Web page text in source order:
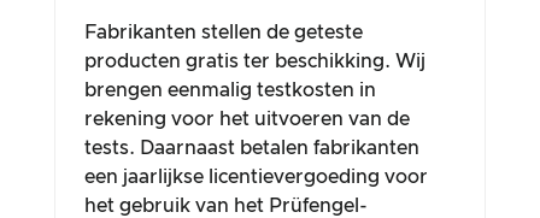
Fabrikanten stellen de geteste
producten gratis ter beschikking. Wij
brengen eenmalig testkosten in
rekening voor het uitvoeren van de
tests. Daarnaast betalen fabrikanten
een jaarlijkse licentievergoeding voor
het gebruik van het Prüfengel-